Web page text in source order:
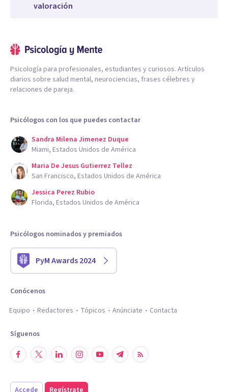
valoración
Psicología para profesionales, estudiantes y curiosos. Artículos
diarios sobre salud mental, neurociencias, frases célebres y
relaciones de pareja.
Psicólogos con los que puedes contactar
Sandra Milena Jimenez Duque
Miami, Estados Unidos de América
Maria De Jesus Gutierrez Tellez
San Francisco, Estados Unidos de América
Jessica Perez Rubio
Florida, Estados Unidos de América
Psicólogos nominados y premiados
PyM Awards 2024
Conócenos
Equipo
Redactores Tópicos Anúnciate Contacta
Síguenos
Accede Regístrate